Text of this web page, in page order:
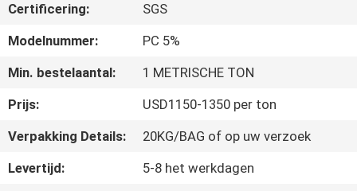
FABRIEKSREIS
KWALITEITSCONTROLE
CONTACTEER
ONS
Certificering:
SGS
Modelnummer:
PC 5%
Min. bestelaantal:
1 METRISCHE TON
Prijs:
USD1150-1350 per ton
Verpakking Details:
20KG/BAG of op uw verzoek
Levertijd:
5-8 het werkdagen